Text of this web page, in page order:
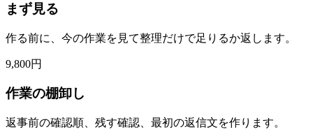
まず見る
作る前に、今の作業を見て整理だけで足りるか返します。
9,800円
作業の棚卸し
返事前の確認順、残す確認、最初の返信文を作ります。